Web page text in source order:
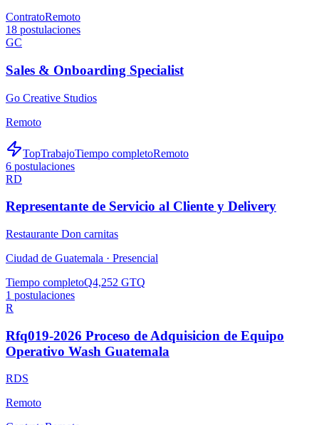
ContratoRemoto
18 postulaciones
GC
Sales & Onboarding Specialist
Go Creative Studios
Remoto
TopTrabajoTiempo completoRemoto
6 postulaciones
RD
Representante de Servicio al Cliente y Delivery
Restaurante Don carnitas
Ciudad de Guatemala · Presencial
Tiempo completoQ4,252 GTQ
1 postulaciones
R
Rfq019-2026 Proceso de Adquisicion de Equipo
Operativo Wash Guatemala
RDS
Remoto